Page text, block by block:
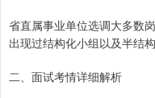
省直属事业单位选调大多数
出现过结构化小组以及半结
二、面试考情详细解析